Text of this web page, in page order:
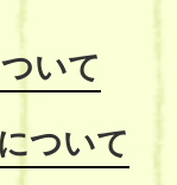
いて
ついて